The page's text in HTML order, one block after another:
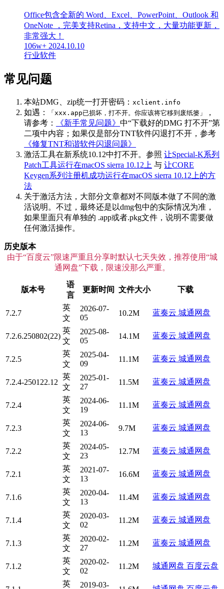
Office包含全新的 Word、Excel、PowerPoint、Outlook 和
OneNote ，完美支持Retina，支持中文，大量功能更新，
非常强大！
106w+ 2024.10.10
行业软件
常见问题
本站DMG、zip统一打开密码： xclient.info
如遇： 「xxx.app已损坏，打不开。你应该将它移到废纸篓」
，
请参考：
《新手常见问题》 中“下载好的DMG 打不开”第
二项中内容；如果仅是部分TNT软件闪退打不开，参考
《修复TNT和谐软件闪退问题》
激活工具在新系统10.12中打不开。参照 让Special-K系列
Patch工具运行在macOS sierra 10.12上 与 让CORE
Keygen系列注册机成功运行在macOS sierra 10.12上的方
法
关于激活方法，大部分文章都对不同版本做了不同的激
活说明。不过，最终还是以dmg包中的实际情况为准，
如果里面只有单独的 .app或者.pkg文件，说明不需要做
任何激活操作。
历史版本
由于“百度云”限速严重且分享时默认七天失效，推荐使用“城
通网盘”下载，限速没那么严重。
版本号
语
言
更新时间 文件大小 下载
7.2.7
英
文
2026-07-
05
10.2M 蓝奏云 城通网盘
7.2.6.250802(22)
英
文
2025-08-
05
14.1M 蓝奏云 城通网盘
7.2.5
英
文
2025-04-
09
11.1M 蓝奏云 城通网盘
7.2.4-250122.12
英
文
2025-01-
27
11.5M 蓝奏云 城通网盘
7.2.4
英
文
2024-06-
19
11.1M 蓝奏云 城通网盘
7.2.3
英
文
2024-06-
13
9.7M 蓝奏云 城通网盘
7.2.2
英
文
2024-05-
23
12.7M 蓝奏云 城通网盘
7.2.1
英
文
2021-07-
13
16.6M 蓝奏云 城通网盘
7.1.6
英
文
2020-04-
13
11.4M 蓝奏云 城通网盘
7.1.4
英
文
2020-03-
02
11.2M 蓝奏云 城通网盘
7.1.3
英
文
2020-02-
27
11.2M 蓝奏云 城通网盘
7.1.2
英
文
2020-02-
02
11.2M 城通网盘 百度云盘
英
2019-03-